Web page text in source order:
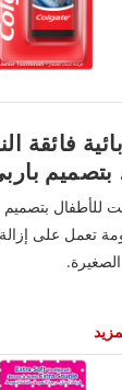
فائقة
بتصميم
للأطفال بتصميم
تعمل على